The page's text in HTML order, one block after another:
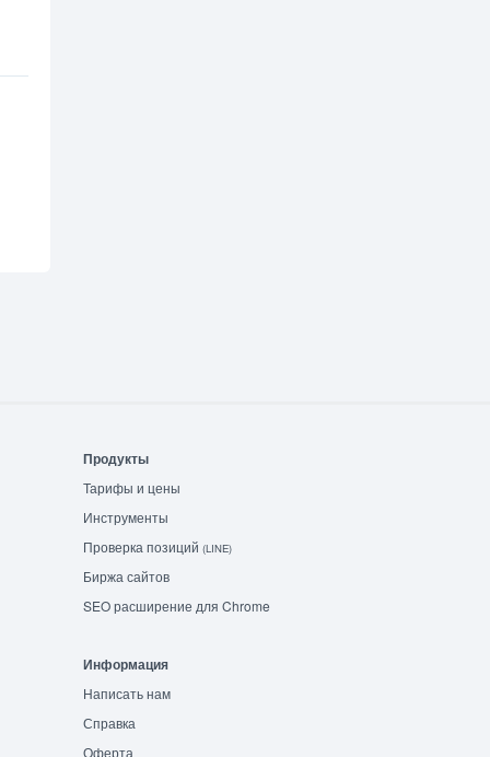
Продукты
Тарифы и цены
Инструменты
Проверка позиций (LINE)
Биржа сайтов
SEO расширение для Chrome
Информация
Написать нам
Справка
Оферта